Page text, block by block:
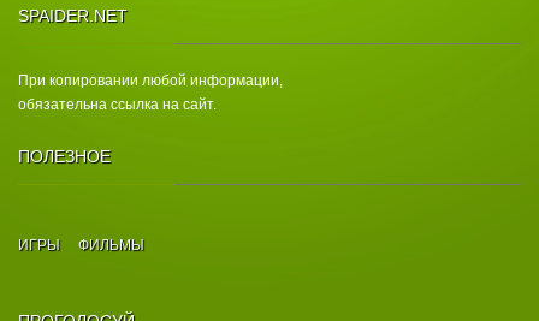
SPAIDER.NET
При копировании любой информации,
обязательна ссылка на сайт.
ПОЛЕЗНОЕ
ИГРЫ ФИЛЬМЫ